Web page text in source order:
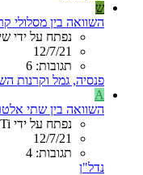
ש
השוואה בין מסלולי
נפתח על ידי
12/7/21
תגובות: 6
פנסיה, גמל וקרנות
A
השוואה בין שתי
נפתח על ידי Am-Ti
12/7/21
תגובות: 4
נדל"ן